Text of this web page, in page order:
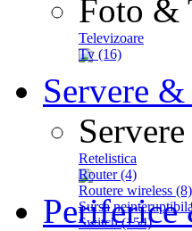
Foto &
Televizoare
Tv (16)
Servere
Retelistica
Router (4)
Routere wireless (8)
Sursa
Switch (154)
Periferice